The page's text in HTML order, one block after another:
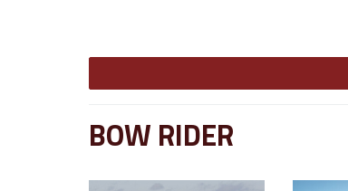
BOW RIDER